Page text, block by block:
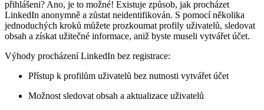
přihlášeni? Ano, je to možné! Existuje způsob, jak procházet
LinkedIn anonymně a zůstat neidentifikován. S pomocí několika
jednoduchých kroků můžete prozkoumat profily uživatelů, sledovat
obsah a získat užitečné informace, aniž byste museli vytvářet účet.
Výhody procházení LinkedIn bez registrace:
Přístup k profilům uživatelů bez nutnosti vytvářet účet
Možnost sledovat obsah a aktualizace uživatelů